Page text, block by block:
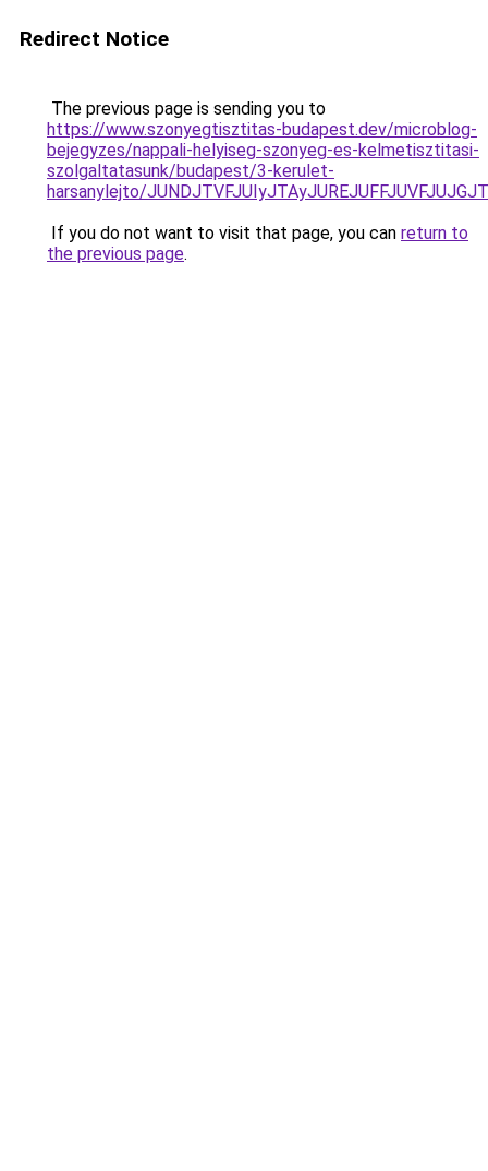
Redirect Notice
The previous page is sending you to
https://www.szonyegtisztitas-budapest.dev/microblog-
bejegyzes/nappali-helyiseg-szonyeg-es-kelmetisztitasi-
szolgaltatasunk/budapest/3-kerulet-
harsanylejto/
If you do not want to visit that page, you can return to
the previous page.